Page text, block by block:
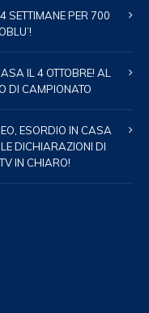
SETTIMANE PER 700
IL 4 OTTOBRE! AL
DI CAMPIONATO
ESORDIO IN CASA
DICHIARAZIONI DI
IN CHIARO!